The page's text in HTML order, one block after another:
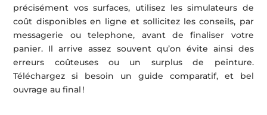
précisément vos surfaces, utilisez les simulateurs de
coût disponibles en ligne et sollicitez les conseils, par
messagerie ou telephone, avant de finaliser votre
panier. Il arrive assez souvent qu’on évite ainsi des
erreurs coûteuses ou un surplus de peinture.
Téléchargez si besoin un guide comparatif, et bel
ouvrage au final !